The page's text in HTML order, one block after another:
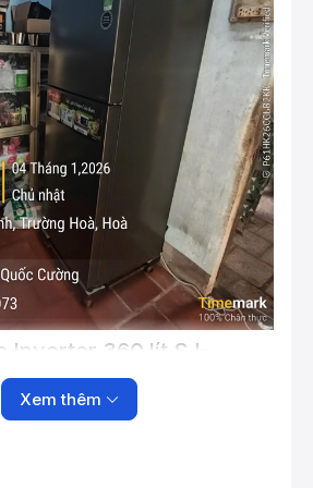
Inverter 360 lít SJ-
Không gian lưu trữ rộng
hiện đại cho thực phẩm
Xem thêm